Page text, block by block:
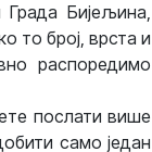
Града Бијељина,
то број, врста и
распоредимо
послати више
само један